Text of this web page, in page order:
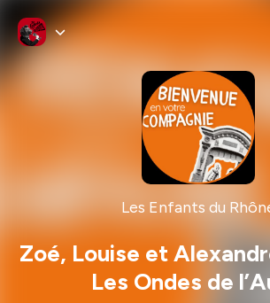
Les Enfants du
Zoé, Louise et
Les Ondes de